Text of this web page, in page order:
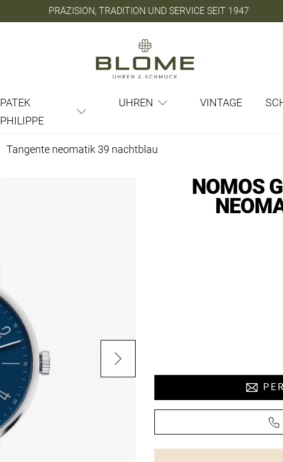
PRÄZISION, TRADITION UND SERVICE SEIT 1947
PATEK
PHILIPPE
UHREN VINTAGE
Tangente neomatik 39 nachtblau
NOMOS